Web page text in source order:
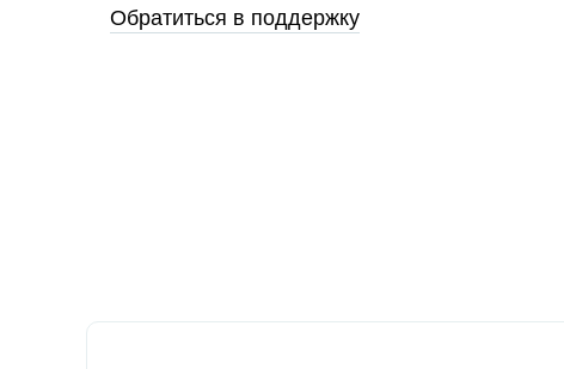
Обратиться в поддержку